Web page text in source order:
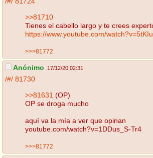
>>81710
Tienes el cabello largo y te crees
https://www.youtube.com/
>>>81772
Anónimo 17/12/20 02:31
/#/ 81730
>>81631 (OP)
OP se droga mucho
aquí va la mía a ver que opinan
youtube.com/watch?v=1DDus_S-Tr4
>>>81772